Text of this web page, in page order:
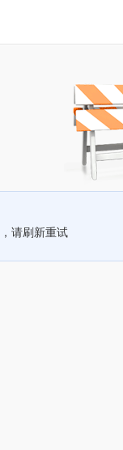
请刷新重试